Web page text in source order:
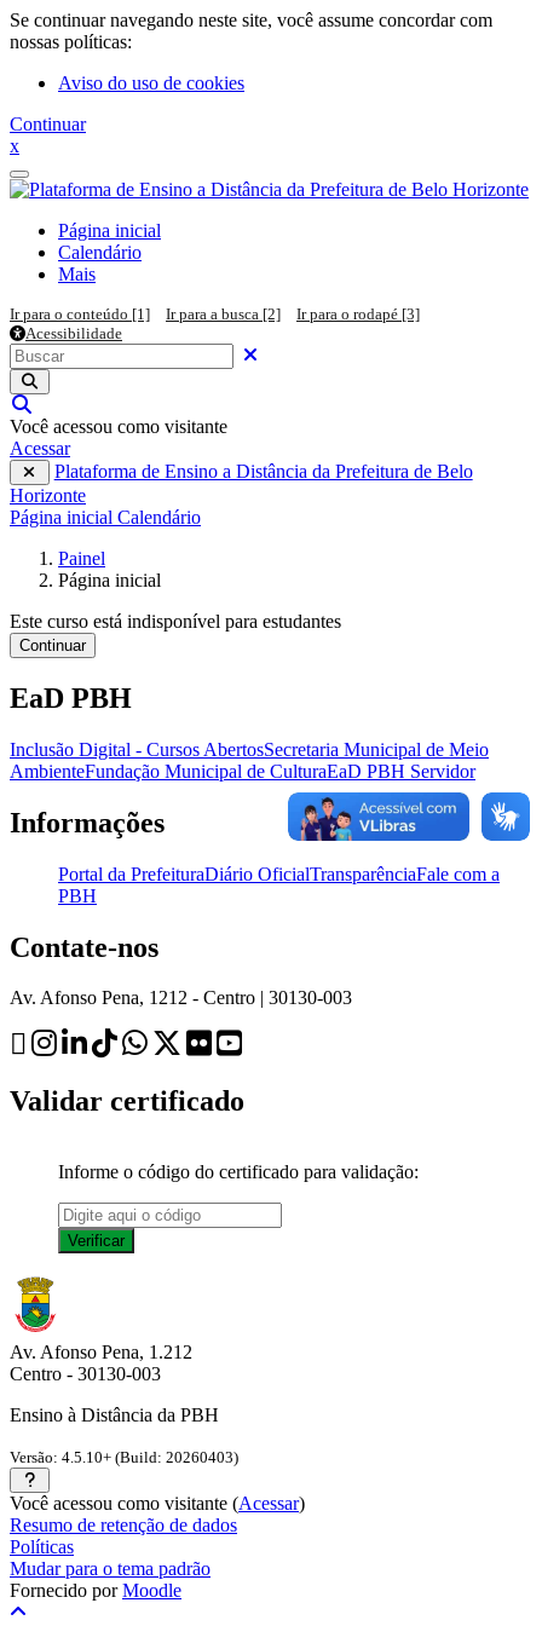
Ir para o conteúdo principal
Se continuar navegando neste site, você assume concordar com
nossas políticas:
Aviso do uso de cookies
Continuar
x
Painel lateral
Página inicial
Calendário
Mais
Ir para o conteúdo [1] Ir para a busca [2]
Ir para o rodapé [3]
Acessibilidade
Pesquisar em todo o site
Buscar
Executar pesquisa
Você acessou como visitante
Acessar
Plataforma de Ensino a Distância da Prefeitura de Belo
Horizonte
Página inicial Calendário
Painel
Página inicial
Este curso está indisponível para estudantes
Continuar
EaD PBH
Inclusão Digital - Cursos AbertosSecretaria Municipal de Meio
AmbienteFundação Municipal de CulturaEaD PBH Servidor
Informações
Portal da PrefeituraDiário OficialTransparênciaFale com a
PBH
Contate-nos
Av. Afonso Pena, 1212 - Centro | 30130-003
Validar certificado
Informe o código do certificado para validação:
Av. Afonso Pena, 1.212
Centro - 30130-003
Ensino à Distância da PBH
Versão: 4.5.10+ (Build: 20260403)
Você acessou como visitante (Acessar)
Resumo de retenção de dados
Políticas
Mudar para o tema padrão
Fornecido porMoodle